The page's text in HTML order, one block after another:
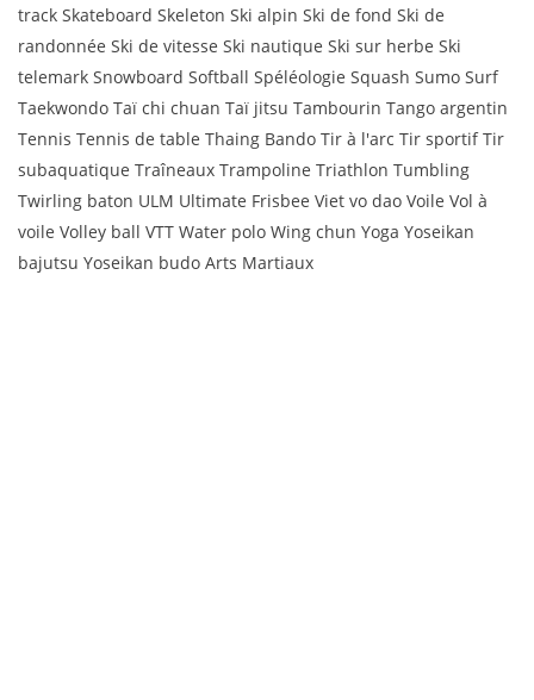
track Skateboard Skeleton Ski alpin Ski de fond Ski de
randonnée Ski de vitesse Ski nautique Ski sur herbe Ski
telemark Snowboard Softball Spéléologie Squash Sumo Surf
Taekwondo Taï chi chuan Taï jitsu Tambourin Tango argentin
Tennis Tennis de table Thaing Bando Tir à l'arc Tir sportif Tir
subaquatique Traîneaux Trampoline Triathlon Tumbling
Twirling baton ULM Ultimate Frisbee Viet vo dao Voile Vol à
voile Volley ball VTT Water polo Wing chun Yoga Yoseikan
bajutsu Yoseikan budo Arts Martiaux